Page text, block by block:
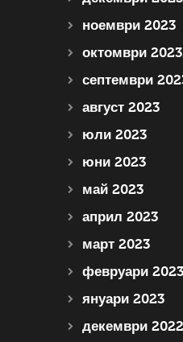
ноември 2023
октомври 2023
септември
август 2023
юли 2023
юни 2023
май 2023
април 2023
март 2023
февруари 2023
януари 2023
декември 2022